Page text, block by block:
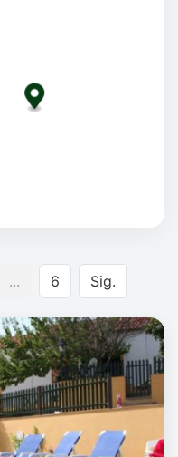
... 6 Sig.